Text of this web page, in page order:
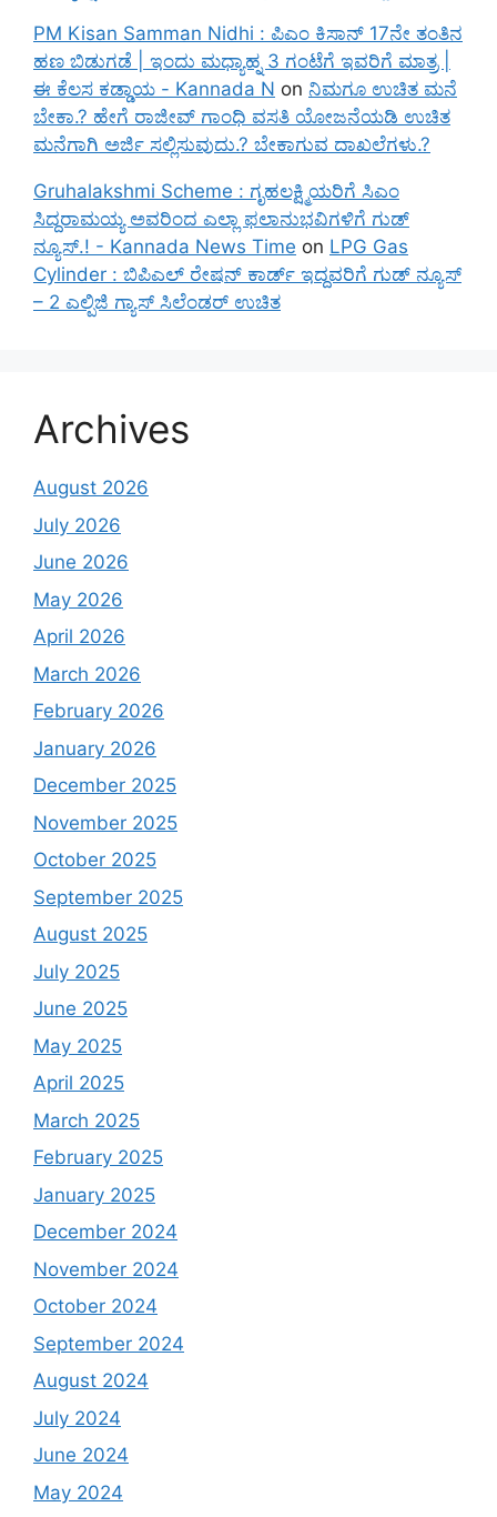
PM Kisan Samman Nidhi : ಪಿಎಂ ಕಿಸಾನ್ 17ನೇ ತಂತಿನ
ಹಣ ಬಿಡುಗಡೆ | ಇಂದು ಮಧ್ಯಾಹ್ನ 3 ಗಂಟೆಗೆ ಇವರಿಗೆ ಮಾತ್ರ |
ಈ ಕೆಲಸ ಕಡ್ಡಾಯ - Kannada N on ನಿಮಗೂ ಉಚಿತ ಮನೆ
ಬೇಕಾ.? ಹೇಗೆ ರಾಜೀವ್ ಗಾಂಧಿ ವಸತಿ ಯೋಜನೆಯಡಿ ಉಚಿತ
ಮನೆಗಾಗಿ ಅರ್ಜಿ ಸಲ್ಲಿಸುವುದು.? ಬೇಕಾಗುವ ದಾಖಲೆಗಳು.?
Gruhalakshmi Scheme : ಗೃಹಲಕ್ಷ್ಮಿಯರಿಗೆ ಸಿಎಂ
ಸಿದ್ದರಾಮಯ್ಯ ಅವರಿಂದ ಎಲ್ಲಾ ಫಲಾನುಭವಿಗಳಿಗೆ ಗುಡ್
ನ್ಯೂಸ್.! - Kannada News Time on LPG Gas
Cylinder : ಬಿಪಿಎಲ್ ರೇಷನ್ ಕಾರ್ಡ್ ಇದ್ದವರಿಗೆ ಗುಡ್ ನ್ಯೂಸ್
– 2 ಎಲ್ಪಿಜಿ ಗ್ಯಾಸ್ ಸಿಲೆಂಡರ್ ಉಚಿತ
Archives
August 2026
July 2026
June 2026
May 2026
April 2026
March 2026
February 2026
January 2026
December 2025
November 2025
October 2025
September 2025
August 2025
July 2025
June 2025
May 2025
April 2025
March 2025
February 2025
January 2025
December 2024
November 2024
October 2024
September 2024
August 2024
July 2024
June 2024
May 2024